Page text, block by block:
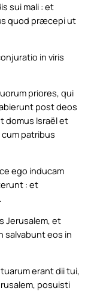
sui mali : et
quod præcepi ut
in viris
priores, qui
post deos
domus Israël et
patribus
ego inducam
: et
Jerusalem, et
salvabunt eos in
erant dii tui,
posuisti